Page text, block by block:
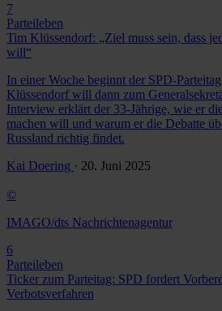
7
Parteileben
Tim Klüssendorf: „Ziel muss sein, dass
will“
In einer Woche beginnt der SPD-
Klüssendorf will dann zum
Interview erklärt der 33-Jährige, wie er
machen will und warum er die Debatte
Russland richtig findet.
Kai Doering · 20. Juni 2025
©
IMAGO/dts Nachrichtenagentur
6
Parteileben
Ticker zum Parteitag: SPD fordert
Verbotsverfahren